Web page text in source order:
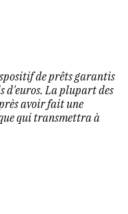
de prêts garantis
La plupart des
avoir fait une
qui transmettra à